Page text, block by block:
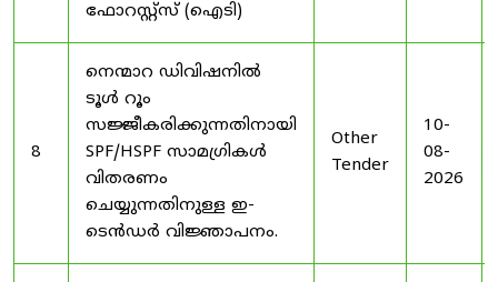
ഫോറസ്റ്റ്സ് (ഐടി)
8
നെന്മാറ ഡിവിഷനിൽ
ടൂൾ റൂം
സജ്ജീകരിക്കുന്നതിനായി
SPF/HSPF സാമഗ്രികൾ
വിതരണം
ചെയ്യുന്നതിനുള്ള ഇ-
ടെൻഡർ വിജ്ഞാപനം.
Other
Tender
10-
08-
2026